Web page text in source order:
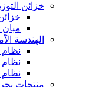
خزائن
الهندسة
نظام
نظام
نظام
منتجات